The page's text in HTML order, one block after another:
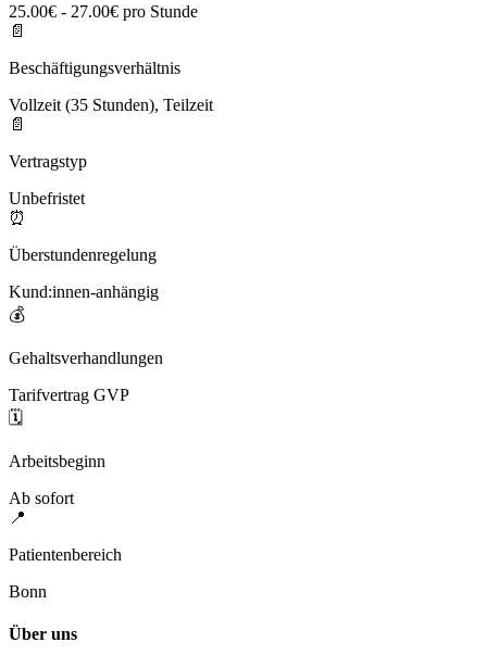
25.00€ - 27.00€ pro Stunde
📄
Beschäftigungsverhältnis
Vollzeit (35 Stunden), Teilzeit
📄
Vertragstyp
Unbefristet
⏰
Überstundenregelung
Kund:innen-anhängig
💰
Gehaltsverhandlungen
Tarifvertrag GVP
🗓️
Arbeitsbeginn
Ab sofort
📍
Patientenbereich
Bonn
Über uns